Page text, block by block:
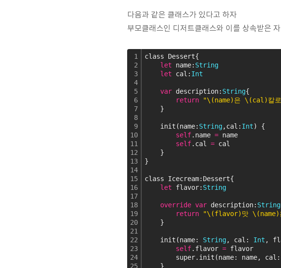
다음과 같은 클래스가 있다고 하자
부모클래스인 디저트클래스와 이를 상속받은
1
2
3
4
5
6
7
8
9
10
11
12
13
14
15
16
17
18
19
20
21
22
23
24
25
class Dessert{
let name: String
let cal: Int
var description: String{
return
"\(name)은 \(cal)칼로
}
init(name: String,cal: Int) {
self.name = name
self.cal = cal
}
}
class Icecream:Dessert{
let flavor: String
override var description: String
return
"\(flavor)맛 \(name)
}
init(name: String, cal: Int ,
self.flavor = flavor
super.init(name: name, cal:
}